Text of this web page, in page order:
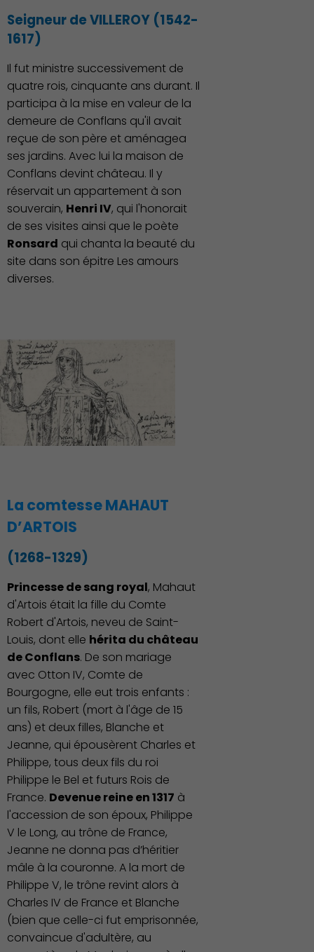
Démocratie locale
Seigneur de VILLEROY (1542-
1617)
Il fut ministre successivement de
quatre rois, cinquante ans durant. Il
participa à la mise en valeur de la
demeure de Conflans qu'il avait
reçue de son père et aménagea
ses jardins. Avec lui la maison de
Conflans devint château. Il y
réservait un appartement à son
souverain, Henri IV, qui l'honorait
de ses visites ainsi que le poète
Ronsard qui chanta la beauté du
site dans son épitre Les amours
diverses.
La comtesse MAHAUT
D’ARTOIS
(1268-1329)
Princesse de sang royal, Mahaut
d'Artois était la fille du Comte
Robert d'Artois, neveu de Saint-
Louis, dont elle hérita du château
de Conflans. De son mariage
avec Otton IV, Comte de
Bourgogne, elle eut trois enfants :
un fils, Robert (mort à l'âge de 15
ans) et deux filles, Blanche et
Jeanne, qui épousèrent Charles et
Philippe, tous deux fils du roi
Philippe le Bel et futurs Rois de
France. Devenue reine en 1317 à
l'accession de son époux, Philippe
V le Long, au trône de France,
Jeanne ne donna pas d’héritier
mâle à la couronne. A la mort de
Philippe V, le trône revint alors à
Charles IV de France et Blanche
(bien que celle-ci fut emprisonnée,
convaincue d'adultère, au